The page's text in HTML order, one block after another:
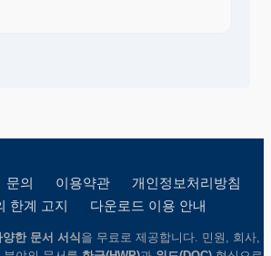
문의 이용약관
개인정보처리방침
한계 고지
다운로드 이용 안내
한 문서 서식 을 무료로 제공합니다. 민원, 회사,